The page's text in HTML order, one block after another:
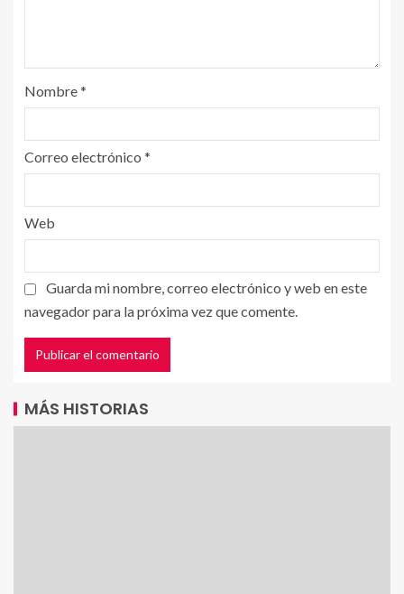
Nombre*
Correo electrónico *
Web
Guarda mi nombre, correo electrónico y web en este
navegador para la próxima vez que comente.
MÁS HISTORIAS